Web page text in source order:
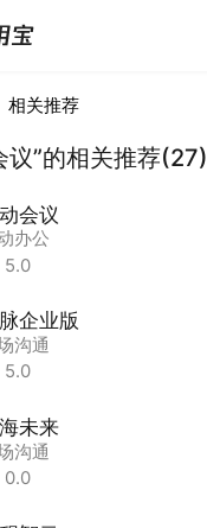
相关推荐
议”的相关推荐(27)
会议
办公
5.0
企业版
沟通
5.0
未来
沟通
0.0